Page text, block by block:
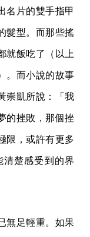
名片的雙手指甲
髮型。而那些搖
就飯吃了（以上
。而小說的故事
崇凱所說：「我
的挫敗，那個挫
限，或許有更多
清楚感受到的界
無足輕重。如果